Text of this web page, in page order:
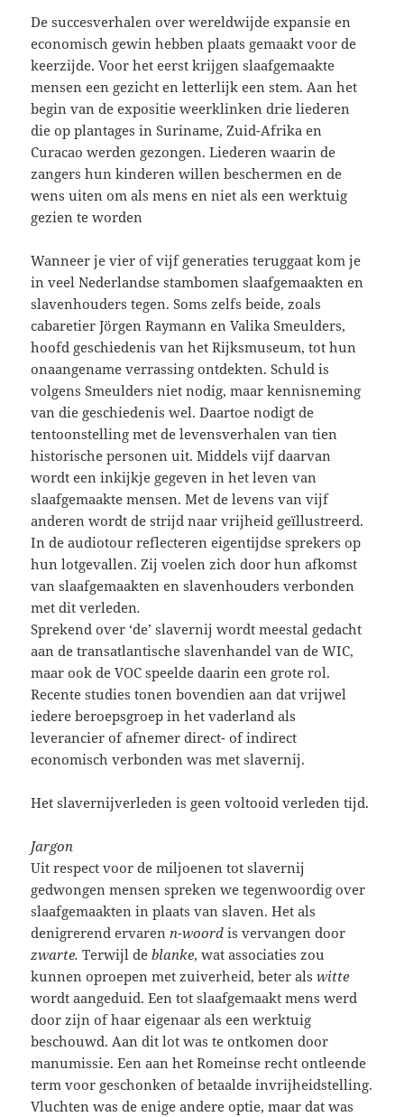
De succesverhalen over wereldwijde expansie en
economisch gewin hebben plaats gemaakt voor de
keerzijde. Voor het eerst krijgen slaafgemaakte
mensen een gezicht en letterlijk een stem. Aan het
begin van de expositie weerklinken drie liederen
die op plantages in Suriname, Zuid-Afrika en
Curacao werden gezongen. Liederen waarin de
zangers hun kinderen willen beschermen en de
wens uiten om als mens en niet als een werktuig
gezien te worden
Wanneer je vier of vijf generaties teruggaat kom je
in veel Nederlandse stambomen slaafgemaakten en
slavenhouders tegen. Soms zelfs beide, zoals
cabaretier Jörgen Raymann en Valika Smeulders,
hoofd geschiedenis van het Rijksmuseum, tot hun
onaangename verrassing ontdekten. Schuld is
volgens Smeulders niet nodig, maar kennisneming
van die geschiedenis wel. Daartoe nodigt de
tentoonstelling met de levensverhalen van tien
historische personen uit. Middels vijf daarvan
wordt een inkijkje gegeven in het leven van
slaafgemaakte mensen. Met de levens van vijf
anderen wordt de strijd naar vrijheid geïllustreerd.
In de audiotour reflecteren eigentijdse sprekers op
hun lotgevallen. Zij voelen zich door hun afkomst
van slaafgemaakten en slavenhouders verbonden
met dit verleden.
Sprekend over ‘de’ slavernij wordt meestal gedacht
aan de transatlantische slavenhandel van de WIC,
maar ook de VOC speelde daarin een grote rol.
Recente studies tonen bovendien aan dat vrijwel
iedere beroepsgroep in het vaderland als
leverancier of afnemer direct- of indirect
economisch verbonden was met slavernij.
Het slavernijverleden is geen voltooid verleden tijd.
Jargon
Uit respect voor de miljoenen tot slavernij
gedwongen mensen spreken we tegenwoordig over
slaafgemaakten in plaats van slaven. Het als
denigrerend ervarenn-woord is vervangen door
zwarte.Terwijl deblanke, wat associaties zou
kunnen oproepen met zuiverheid, beter alswitte
wordt aangeduid. Een tot slaafgemaakt mens werd
door zijn of haar eigenaar als een werktuig
beschouwd. Aan dit lot was te ontkomen door
manumissie. Een aan het Romeinse recht ontleende
term voor geschonken of betaalde invrijheidstelling.
Vluchten was de enige andere optie, maar dat was